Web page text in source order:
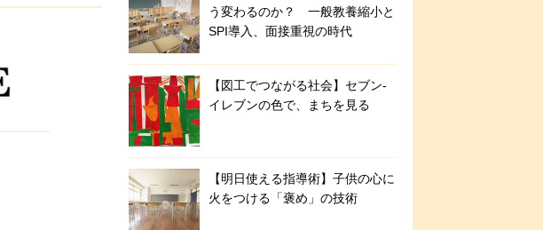
う変わるのか？ 一般教養縮小と
SPI導入、面接重視の時代
【図工でつながる社会】セブン‐
イレブンの色で、まちを見る
【明日使える指導術】子供の心に
火をつける「褒め」の技術